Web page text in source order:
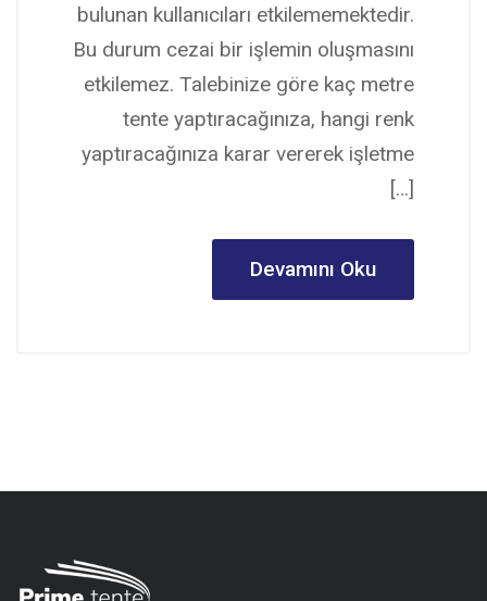
bulunan kullanıcıları etkilememektedir.
Bu durum cezai bir işlemin oluşmasını
etkilemez. Talebinize göre kaç metre
tente yaptıracağınıza, hangi renk
yaptıracağınıza karar vererek işletme
[…]
Devamını Oku